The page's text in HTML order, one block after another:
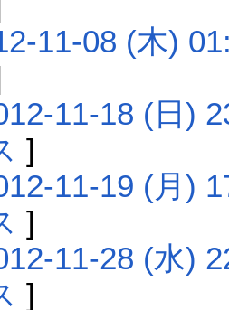
11-08 (木)
11-18 (日)
]
11-19 (月)
]
11-28 (水)
]